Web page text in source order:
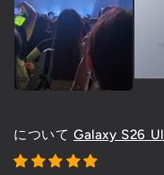
Galaxy S26